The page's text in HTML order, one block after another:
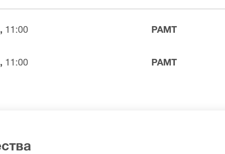
позвоните нам в call-центр и мы обязательно
11:00 РАМТ
11:00 РАМТ